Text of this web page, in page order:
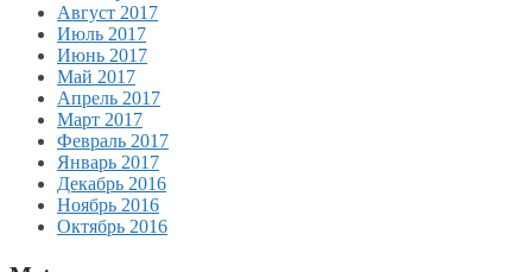
Август 2017
Июль 2017
Июнь 2017
Май 2017
Апрель 2017
Март 2017
Февраль 2017
Январь 2017
Декабрь 2016
Ноябрь 2016
Октябрь 2016